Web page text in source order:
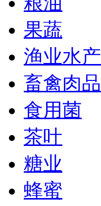
果蔬
渔业水产
畜禽肉品
食用菌
茶叶
糖业
蜂蜜